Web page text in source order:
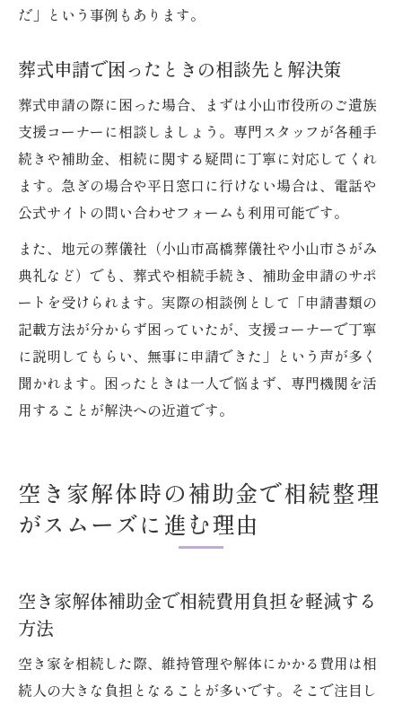
だ」という事例もあります。
葬式申請で困ったときの相談先と解決策
葬式申請の際に困った場合、まずは小山市役所のご遺族
支援コーナーに相談しましょう。専門スタッフが各種手
続きや補助金、相続に関する疑問に丁寧に対応してくれ
ます。急ぎの場合や平日窓口に行けない場合は、電話や
公式サイトの問い合わせフォームも利用可能です。
また、地元の葬儀社（小山市高橋葬儀社や小山市さがみ
典礼など）でも、葬式や相続手続き、補助金申請のサポ
ートを受けられます。実際の相談例として「申請書類の
記載方法が分からず困っていたが、支援コーナーで丁寧
に説明してもらい、無事に申請できた」という声が多く
聞かれます。困ったときは一人で悩まず、専門機関を活
用することが解決への近道です。
空き家解体時の補助金で相続整理
がスムーズに進む理由
空き家解体補助金で相続費用負担を軽減する
方法
空き家を相続した際、維持管理や解体にかかる費用は相
続人の大きな負担となることが多いです。そこで注目し